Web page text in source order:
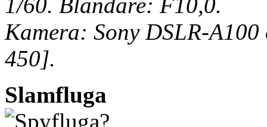
Kamera: Sony DSLR-
450].
Slamfluga